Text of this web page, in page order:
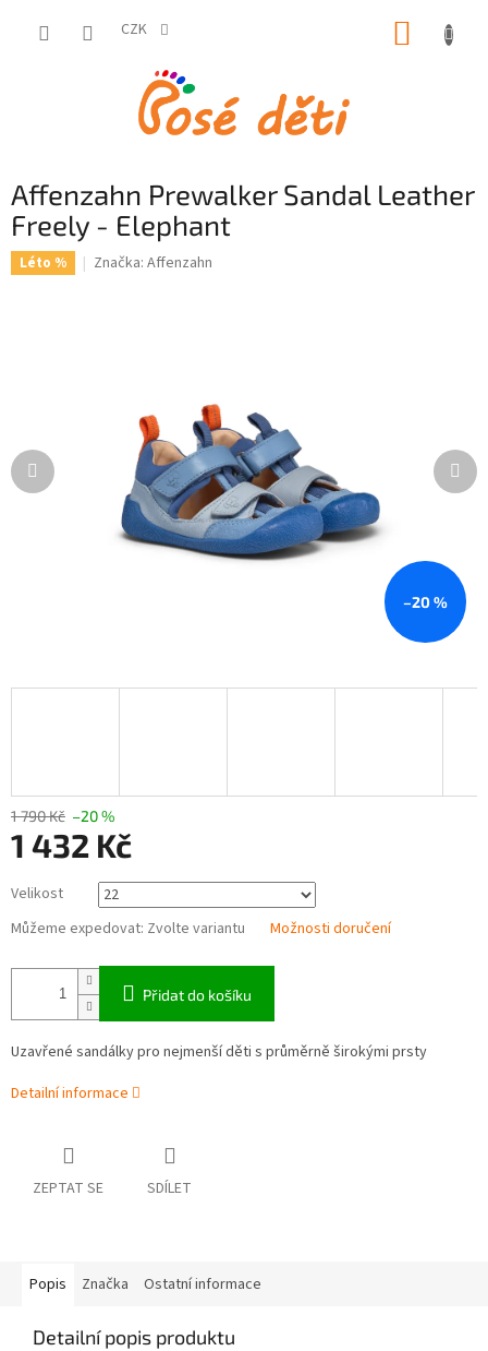
CZK
Affenzahn Prewalker Sandal Leather
Freely - Elephant
Léto % Značka: Affenzahn
–20 %
1 790 Kč –20 %
1 432 Kč
cena:
Velikost
Můžeme expedovat: Zvolte variantu Možnosti doručení
Přidat do košíku
Uzavřené sandálky pro nejmenší děti s průměrně širokými prsty
Detailní informace
ZEPTAT SE SDÍLET
Popis Značka Ostatní informace
Detailní popis produktu